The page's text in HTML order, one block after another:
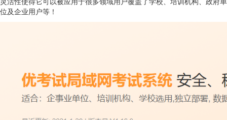
位及企业用户等！